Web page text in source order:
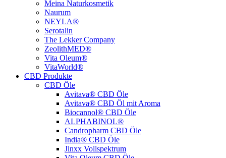
Meina Naturkosmetik
Naurum
NEYLA®
Serotalin
The Lekker Company
ZeolithMED®
Vita Oleum®
VitaWorld®
CBD Produkte
CBD Öle
Avitava® CBD Öle
Avitava® CBD Öl mit Aroma
Biocannol® CBD Öle
ALPHABINOL®
Candropharm CBD Öle
India® CBD Öle
Jinxx Vollspektrum